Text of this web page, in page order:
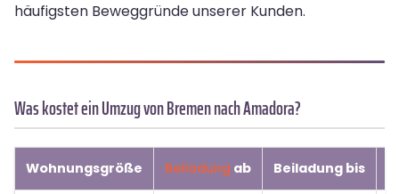
häufigsten Beweggründe unserer Kunden.
Was kostet ein Umzug von Bremen nach Amadora?
Wohnungsgröße Beiladung ab Beiladung bis